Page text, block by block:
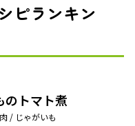
ピランキン
のトマト煮
/ じゃがいも